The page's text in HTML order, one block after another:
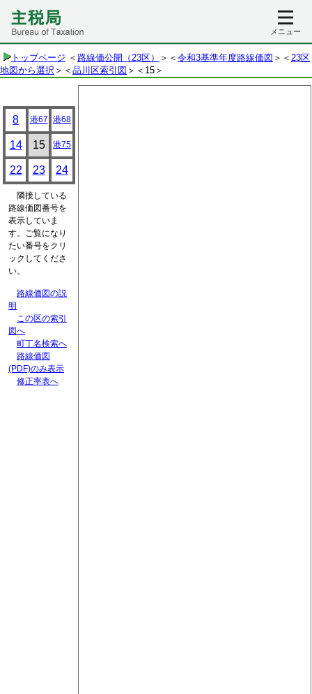
メニュー
トップページ ＜ 路線価公開（23区） ＞＜ 令和3基準年度路線価図 ＞＜ 23区
地図から選択 ＞＜ 品川区索引図 ＞ ＜15＞
8 港67 港68
14 15 港75
22 23 24
隣接している
路線価図番号を
表示していま
す。ご覧になり
たい番号をクリ
ックしてくださ
い。
路線価図の説
明
この区の索引
図へ
町丁名検索へ
路線価図
(PDF)のみ表示
修正率表へ